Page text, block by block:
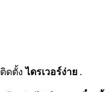
ดตั้ง ไดรเวอร์ง่าย .